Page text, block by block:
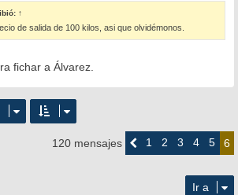
↑
de salida de 100 kilos, asi que olvidémonos.
fichar a Álvarez.
120 mensajesAnterior
1 2 3 4 5 6
Ir a